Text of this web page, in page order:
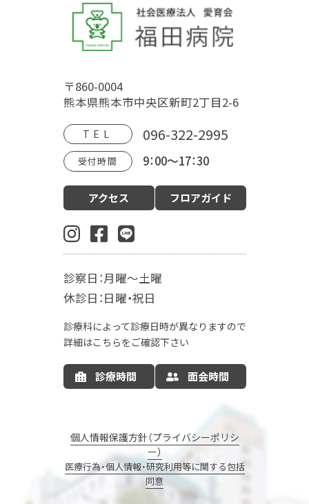
トップページ
病院概要 福田病院の歴史
HOSPITAL MOVIE
診療案内
婦人科・更年期外来
肛門外科
麻酔科
お産の入院について
お部屋について
お食事について
LDR
MFICU
新生児センター
出産の流れ
出産方法
里帰り出産
病院情報の公開 産後ケア
マタニティサポート
ナーサリーコアラ
コアラウェルネス
コアラウェルネスのご予約
エステサロン
〒860-0004
熊本県熊本市中央区新町2丁目2-6
TEL 096-322-2995
受付時間 9：00～17：30
アクセス フロアガイド
診察日：月曜～土曜
休診日：日曜・祝日
診療科によって診療日時が異なりますので
詳細はこちらをご確認下さい
診療時間 面会時間
個人情報保護方針（プライバシーポリシ
ー）
医療行為・個人情報・研究利用等に関する包括
同意